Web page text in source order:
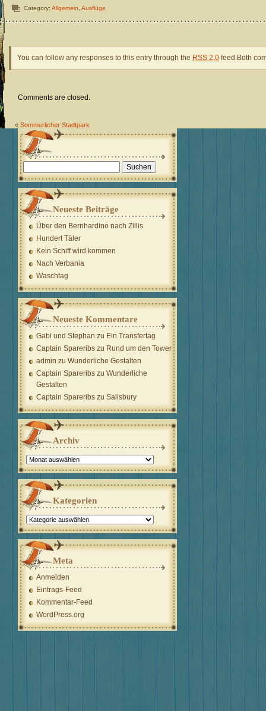
Category: Allgemein Ausflüge
You can follow any responses to this entry through the RSS 2.0 feed.Both
Comments are closed.
« Sommerlicher Stadtpark
Suchen
nach:
Neueste Beiträge
Über den Bernhardino nach Zillis
Hundert Täler
Kein Schiff wird kommen
Nach Verbania
Waschtag
Neueste Kommentare
Gabi und Stephan zu Ein Transfertag
Captain Spareribs zu Rund um den Tower
admin zu Wunderliche Gestalten
Captain Spareribs zu Wunderliche
Gestalten
Captain Spareribs zu Salisbury
Archiv
Archiv
Kategorien
Kategorien
Meta
Anmelden
Eintrags-Feed
Kommentar-Feed
WordPress.org